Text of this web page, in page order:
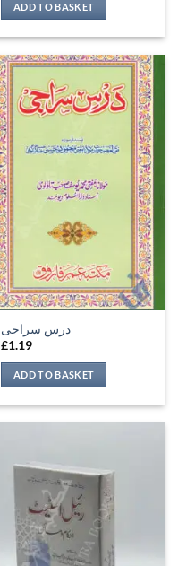
ADD TO BASKET
درس سراجی
£1.19
ADD TO BASKET